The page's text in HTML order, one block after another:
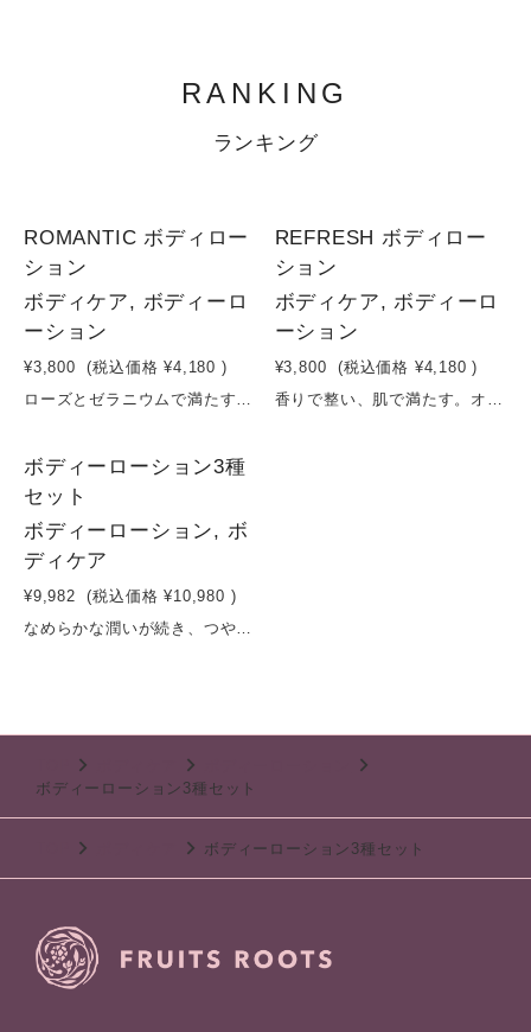
RANKING
ランキング
ROMANTIC ボディロー
ション
ボディケア, ボディーロ
ーション
¥3,800 (税込価格 ¥4,180 )
ローズとゼラニウムで満たす、やさしく華やぐ素肌。ダマスクローズとゼラニウムの華やかでやさしい香りに包まれるボディミルク。スクワランやホホバ油が肌にすっとなじみ、ベタつかずにしっとりとうるおいをキープ。カラギーナンが肌をなめらかに整え、やわらかくしなやかな質感へ導きます。さらに、イチゴエキスや植物エキスが乾燥によるくすみをケアし、明るく整った印象の肌へ。毎日のケアを、心まで満たされる上質な時間に変えます。容量：200ml
REFRESH ボディロー
ション
ボディケア, ボディーロ
ーション
¥3,800 (税込価格 ¥4,180 )
香りで整い、肌で満たす。オレンジ＆レモンのボディミルク。レモンのように爽やかで澄んだ香りをもつレプトスペルムムペテルソニイ（レモンマートル）をベースにした、心と肌を同時に整えるボディミルク。軽やかなテクスチャーでありながら、スクワランやホホバ油がしっかりとうるおいを抱え込み、なめらかでやわらかな肌へ導きます。さらに、褐藻エキスや植物エキスが乾燥ダメージにアプローチし、キメの整った健やかな肌へ。オレンジやレモンの果実由来の香りが広がり、毎日のボディケアを“リフレッシュの時間”へと変えます。ベタつかずすっとなじむ使用感で、朝も夜も心地よく使える1本です。容量：200ml
ボディーローション3種
セット
ボディーローション, ボ
ディケア
¥9,982 (税込価格 ¥10,980 )
なめらかな潤いが続き、つややかな肌に整える乳液タイプのボディミルクうっとり滑らかなテクスチャーで、伸び肌なじみが良く、乾いた肌もみずみずしい潤いで満たすボディローション。ホホバ油やフルーツ＆ハーブの保湿成分配合で、生まれ変わったようなやわらかく滑らかな肌へ。ライトな使用感でベタつきが残りません。心地よい香りが心と身体をリラックスへと導きます。オレンジ＆レモン、マスカット＆ホワイトバーチ、フランボワーズ＆ローズの香りの3個セット。
ボディーローション3種セット
ボディーローション3種セット